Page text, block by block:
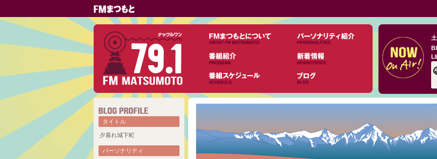
土
タイトル
夕暮れ城下町
パーソナリティ